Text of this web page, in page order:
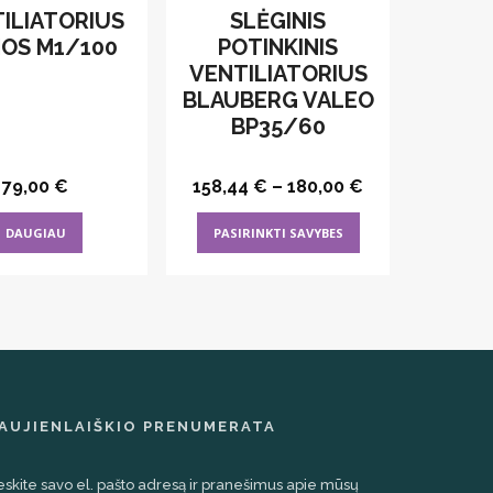
M1/100
79,00 €
DAUGIAU
SLĖGINIS
POTINKINIS
VENTILIATORIUS
BLAUBERG VALEO
BP35/60
158,44 € –180,00 €
PASIRINKTI SAVYBES
product
PRENUMERATA
savo el. pašto adresą ir pranešimus apie mūsų